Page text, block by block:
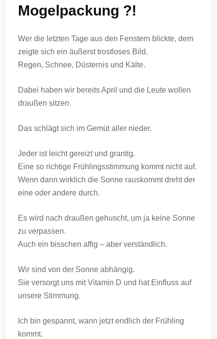
Mogelpackung ?!
Wer die letzten Tage aus den Fenstern blickte, dem
zeigte sich ein äußerst trostloses Bild.
Regen, Schnee, Düsternis und Kälte.
Dabei haben wir bereits April und die Leute wollen
draußen sitzen.
Das schlägt sich im Gemüt aller nieder.
Jeder ist leicht gereizt und grantig.
Eine so richtige Frühlingsstimmung kommt nicht auf.
Wenn dann wirklich die Sonne rauskommt dreht der
eine oder andere durch.
Es wird nach draußen gehuscht, um ja keine Sonne
zu verpassen.
Auch ein bisschen affig – aber verständlich.
Wir sind von der Sonne abhängig.
Sie versorgt uns mit Vitamin D und hat Einfluss auf
unsere Stimmung.
Ich bin gespannt, wann jetzt endlich der Frühling
kommt.